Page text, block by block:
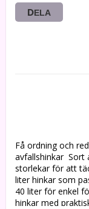
DELA
Få ordning och
avfallshinkar  Sort
storlekar för att
liter hinkar som
40 liter för enkel
hinkar med